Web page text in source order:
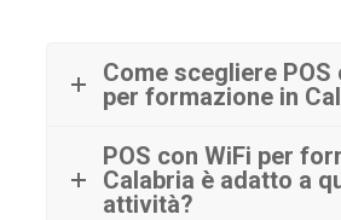
Come scegliere POS
per formazione in
POS con WiFi per
Calabria è adatto a
attività?